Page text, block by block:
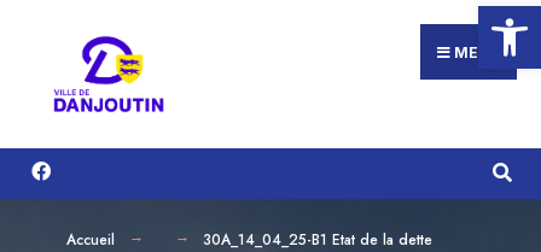
Ouvrir
contenu
MENU
Accueil 30A_14_04_25-B1 Etat de la dette
for: